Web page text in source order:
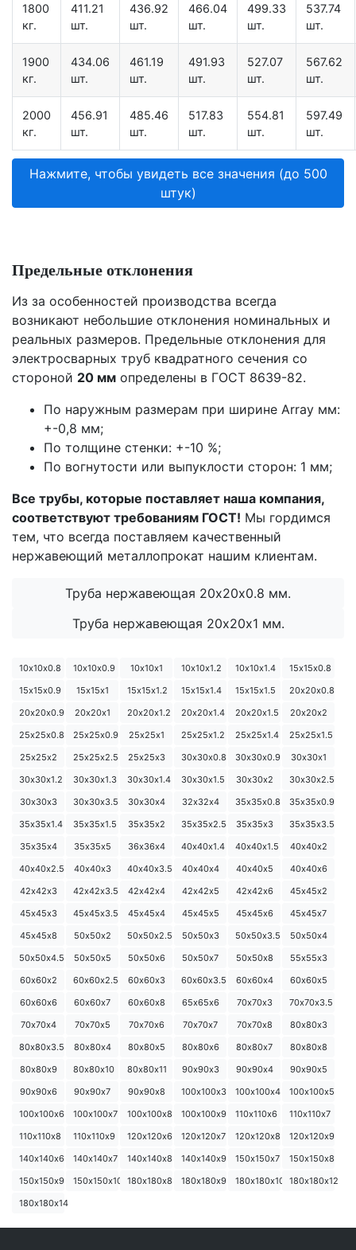
1800
кг.
411.21
шт.
436.92
шт.
466.04
шт.
499.33
шт.
537.74
шт.
1900
кг.
434.06
шт.
461.19
шт.
491.93
шт.
527.07
шт.
567.62
шт.
2000
кг.
456.91
шт.
485.46
шт.
517.83
шт.
554.81
шт.
597.49
шт.
Нажмите, чтобы увидеть все значения (до 500
штук)
Предельные отклонения
Из за особенностей производства всегда
возникают небольшие отклонения номинальных и
реальных размеров. Предельные отклонения для
электросварных труб квадратного сечения со
стороной 20 мм определены в ГОСТ 8639-82.
По наружным размерам при ширине Array мм:
+-0,8 мм;
По толщине стенки: +-10 %;
По вогнутости или выпуклости сторон: 1 мм;
Все трубы, которые поставляет наша компания,
соответствуют требованиям ГОСТ! Мы гордимся
тем, что всегда поставляем качественный
нержавеющий металлопрокат нашим клиентам.
Труба нержавеющая 20х20х0.8 мм.
Труба нержавеющая 20х20х1 мм.
10х10х0.8 10х10х0.9 10х10х1 10х10х1.2 10х10х1.4
15х15х0.8
15х15х0.9
15х15х1 15х15х1.2 15х15х1.4 15х15х1.5
20х20х0.8
20х20х0.9
20х20х1 20х20х1.2 20х20х1.4 20х20х1.5
20х20х2
25х25х0.8
25х25х0.9 25х25х1 25х25х1.2 25х25х1.4
25х25х1.5
25х25х2
25х25х2.5 25х25х3 30х30х0.8 30х30х0.9
30х30х1
30х30х1.2
30х30х1.3 30х30х1.4 30х30х1.5 30х30х2
30х30х2.5
30х30х3
30х30х3.5 30х30х4 32х32х4 35х35х0.8
35х35х0.9
35х35х1.4
35х35х1.5 35х35х2 35х35х2.5 35х35х3
35х35х3.5
35х35х4
35х35х5 36х36х4 40х40х1.4 40х40х1.5
40х40х2
40х40х2.5
40х40х3 40х40х3.5 40х40х4 40х40х5
40х40х6
42х42х3
42х42х3.5 42х42х4 42х42х5 42х42х6
45х45х2
45х45х3
45х45х3.5 45х45х4 45х45х5 45х45х6
45х45х7
45х45х8
50х50х2 50х50х2.5 50х50х3 50х50х3.5
50х50х4
50х50х4.5
50х50х5 50х50х6 50х50х7 50х50х8
55х55х3
60х60х2
60х60х2.5 60х60х3 60х60х3.5 60х60х4
60х60х5
60х60х6
60х60х7 60х60х8 65х65х6 70х70х3
70х70х3.5
70х70х4
70х70х5 70х70х6 70х70х7 70х70х8
80х80х3
80х80х3.5
80х80х4 80х80х5 80х80х6 80х80х7
80х80х8
80х80х9
80х80х10 80х80х11 90х90х3 90х90х4
90х90х5
90х90х6
90х90х7 90х90х8 100х100х3 100х100х4
100х100х5
100х100х6
100х100х7 100х100х8 100х100х9 110х110х6
110х110х7
110х110х8
110х110х9 120х120х6 120х120х7 120х120х8
120х120х9
140х140х6
140х140х7 140х140х8 140х140х9 150х150х7
150х150х8
150х150х9
150х150х10 180х180х8 180х180х9 180х180х10
180х180х12
180х180х14